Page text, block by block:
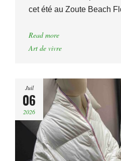
cet été au Zoute Beach
Read more
Art de vivre
Juil
06
2026